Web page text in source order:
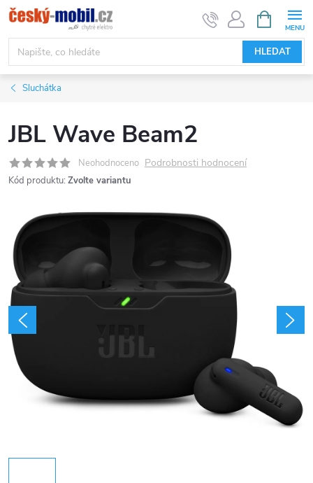
Přejít
na
obsah
HLEDAT
NÁKUPNÍ
KOŠÍK
Sluchátka
JBL Wave Beam2
Neohodnoceno Podrobnosti hodnocení
Kód produktu: Zvolte variantu